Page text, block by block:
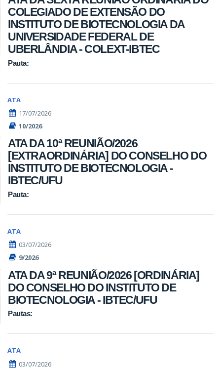
COLEGIADO DE EXTENSÃO DO
INSTITUTO DE BIOTECNOLOGIA DA
UNIVERSIDADE FEDERAL DE
UBERLÂNDIA - COLEXT-IBTEC
Pauta:
ATA
17/07/2026
10/2026
ATA DA 10ª REUNIÃO/2026
[EXTRAORDINÁRIA] DO CONSELHO DO
INSTITUTO DE BIOTECNOLOGIA -
IBTEC/UFU
Pauta:
ATA
03/07/2026
9/2026
ATA DA 9ª REUNIÃO/2026 [ORDINÁRIA]
DO CONSELHO DO INSTITUTO DE
BIOTECNOLOGIA - IBTEC/UFU
Pautas:
ATA
03/07/2026